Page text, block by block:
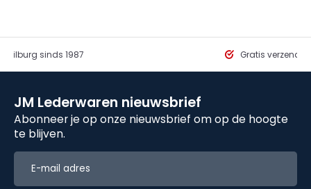
Tilburg sinds 1987 Gratis
JM Lederwaren nieuwsbrief
Abonneer je op onze nieuwsbrief om op de hoogte
te blijven.